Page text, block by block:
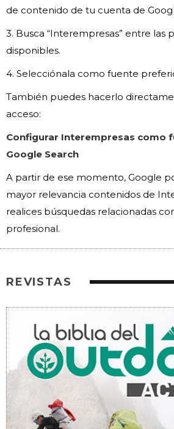
de contenido de tu cuenta de
3. Busca “Interempresas” entre las
disponibles.
4. Selecciónala como fuente
También puedes hacerlo
acceso:
Configurar Interempresas como
Google Search
A partir de ese momento, Google
mayor relevancia contenidos de
realices búsquedas relacionadas
profesional.
REVISTAS